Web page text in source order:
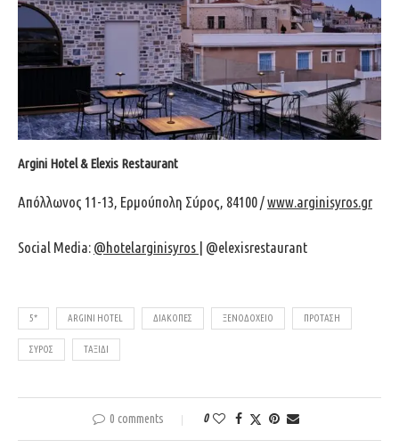
Argini Hotel & Elexis Restaurant
Απόλλωνος 11-13, Ερμούπολη Σύρος, 84100 /www.arginisyros.gr
Social Media: @hotelarginisyros | @elexisrestaurant
5* ARGINI HOTEL ΔΙΑΚΟΠΈΣ ΞΕΝΟΔΟΧΕΊΟ ΠΡΌΤΑΣΗ
ΣΎΡΟΣ ΤΑΞΊΔΙ
0 comments 0